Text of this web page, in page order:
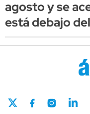
agosto y se
está debajo